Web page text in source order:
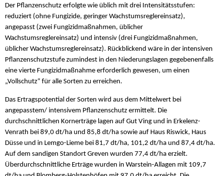
Der Pflanzenschutz erfolgte wie üblich mit drei Intensitätsstufen:
reduziert (ohne Fungizide, geringer Wachstumsreglereinsatz),
angepasst (zwei Fungizidmaßnahmen, üblicher
Wachstumsreglereinsatz) und intensiv (drei Fungizidmaßnahmen,
üblicher Wachstumsreglereinsatz). Rückblickend wäre in der intensiven
Pflanzenschutzstufe zumindest in den Niederungslagen gegebenenfalls
eine vierte Fungizidmaßnahme erforderlich gewesen, um einen
„Vollschutz“ für alle Sorten zu erreichen.
Das Ertragspotential der Sorten wird aus dem Mittelwert bei
angepasstem/ intensivem Pflanzenschutz ermittelt. Die
durchschnittlichen Kornerträge lagen auf Gut Ving und in Erkelenz-
Venrath bei 89,0 dt/ha und 85,8 dt/ha sowie auf Haus Riswick, Haus
Düsse und in Lemgo-Lieme bei 81,7 dt/ha, 101,2 dt/ha und 87,4 dt/ha.
Auf dem sandigen Standort Greven wurden 77,4 dt/ha erzielt.
Überdurchschnittliche Erträge wurden in Warstein-Allagen mit 109,7